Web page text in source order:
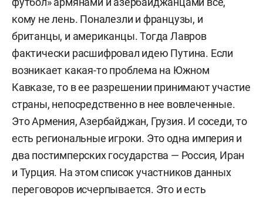
кому не лень. Поналезли и французы, и
британцы, и американцы. Тогда Лавров
фактически расшифровал идею Путина. Если
возникает какая-то проблема на Южном
Кавказе, то в ее разрешении принимают участие
страны, непосредственно в нее вовлеченные.
Это Армения, Азербайджан, Грузия. И соседи, то
есть региональные игроки. Это одна империя и
два постимперских государства — Россия, Иран
и Турция. На этом список участников данных
переговоров исчерпывается. Это и есть